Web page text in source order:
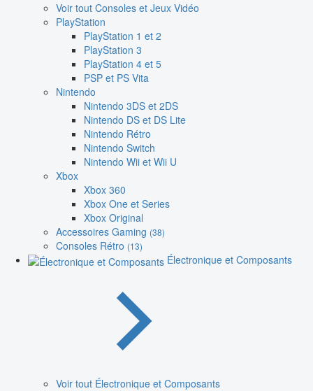
Voir tout Consoles et Jeux Vidéo
PlayStation
PlayStation 1 et 2
PlayStation 3
PlayStation 4 et 5
PSP et PS Vita
Nintendo
Nintendo 3DS et 2DS
Nintendo DS et DS Lite
Nintendo Rétro
Nintendo Switch
Nintendo Wii et Wii U
Xbox
Xbox 360
Xbox One et Series
Xbox Original
Accessoires Gaming (38)
Consoles Rétro (13)
Électronique et Composants
Voir tout Électronique et Composants